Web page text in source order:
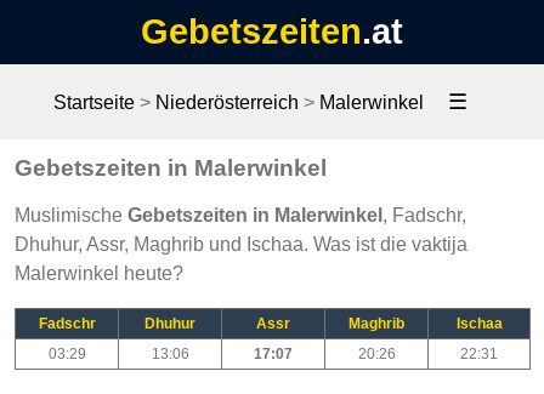
Gebetszeiten.at
Startseite> Niederösterreich > Malerwinkel ☰
Gebetszeiten in Malerwinkel
Muslimische Gebetszeiten in Malerwinkel , Fadschr,
Dhuhur, Assr, Maghrib und Ischaa. Was ist die vaktija
Malerwinkel heute?
Fadschr Dhuhur Assr Maghrib
Ischaa
03:29
13:06 17:07 20:26 22:31